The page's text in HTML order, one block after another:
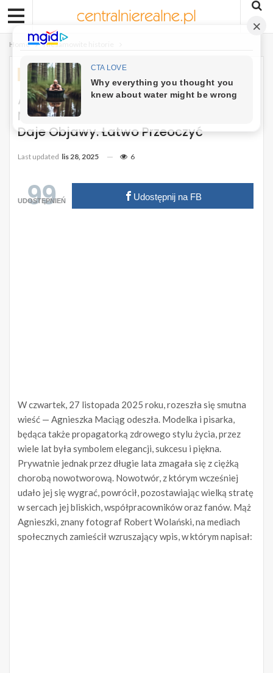
Home Niesamowite historie
NIESAMOWITE HISTORIE
Agnieszka Maciąg Zmagała Się Z
Nowotworem Przed Śmiercią. Takie
Daje Objawy. Łatwo Przeoczyć
Last updated lis 28, 2025 6
99
UDOSTĘPNIEŃ Udostępnij na FB
W czwartek, 27 listopada 2025 roku, rozeszła się smutna
wieść — Agnieszka Maciąg odeszła. Modelka i pisarka,
będąca także propagatorką zdrowego stylu życia, przez
wiele lat była symbolem elegancji, sukcesu i piękna.
Prywatnie jednak przez długie lata zmagała się z ciężką
chorobą nowotworową. Nowotwór, z którym wcześniej
udało jej się wygrać, powrócił, pozostawiając wielką stratę
w sercach jej bliskich, współpracowników oraz fanów. Mąż
Agnieszki, znany fotograf Robert Wolański, na mediach
społecznych zamieścił wzruszający wpis, w którym napisał: